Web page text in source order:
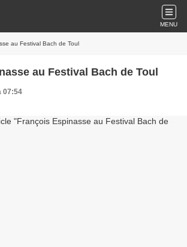
MENU
au Festival Bach de Toul
au Festival Bach de Toul
07:54